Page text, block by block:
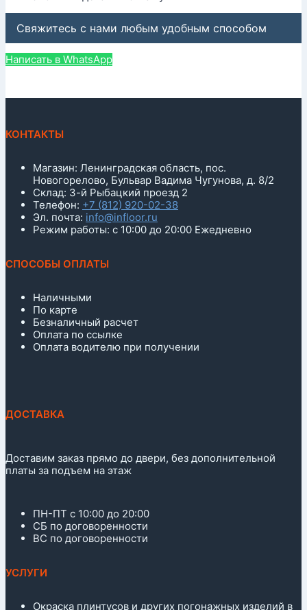
Свяжитесь с нами любым удобным способом
Написать в WhatsApp
КОНТАКТЫ
Магазин: Ленинградская область, пос.
Новогорелово, Бульвар Вадима Чугунова, д. 8/2
Склад: 3-й Рыбацкий проезд 2
Телефон: +7 (812) 920-02-38
Эл. почта: info@infloor.ru
Режим работы: с 10:00 до 20:00 Ежедневно
СПОСОБЫ ОПЛАТЫ
Наличными
По карте
Безналичный расчет
Оплата по ссылке
Оплата водителю при получении
ДОСТАВКА
Доставим заказ прямо до двери, без дополнительной
платы за подъем на этаж
ПН-ПТ с 10:00 до 20:00
СБ по договоренности
ВС по договоренности
УСЛУГИ
Окраска плинтусов и других погонажных изделий в